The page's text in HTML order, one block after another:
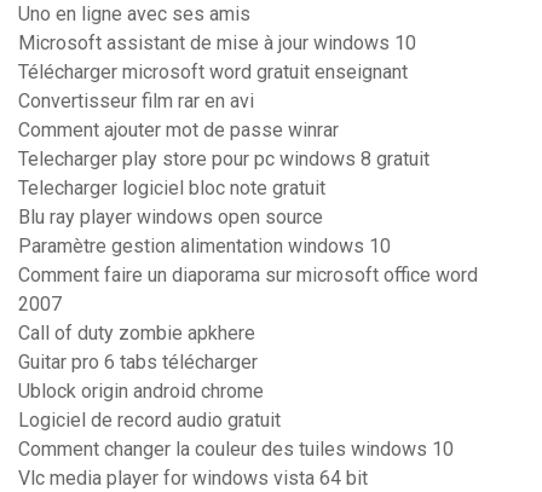
Uno en ligne avec ses amis
Microsoft assistant de mise à jour windows 10
Télécharger microsoft word gratuit enseignant
Convertisseur film rar en avi
Comment ajouter mot de passe winrar
Telecharger play store pour pc windows 8 gratuit
Telecharger logiciel bloc note gratuit
Blu ray player windows open source
Paramètre gestion alimentation windows 10
Comment faire un diaporama sur microsoft office word
2007
Call of duty zombie apkhere
Guitar pro 6 tabs télécharger
Ublock origin android chrome
Logiciel de record audio gratuit
Comment changer la couleur des tuiles windows 10
Vlc media player for windows vista 64 bit